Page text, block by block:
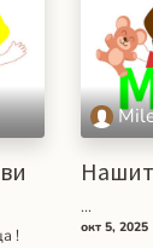
!
...
окт 5, 2025